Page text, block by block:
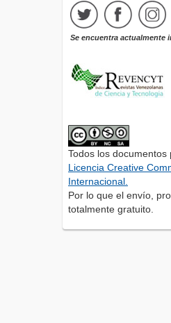
Se encuentra actualmente
Todos los
Licencia Creative
Internacional.
Por lo que el envío,
totalmente gratuito.